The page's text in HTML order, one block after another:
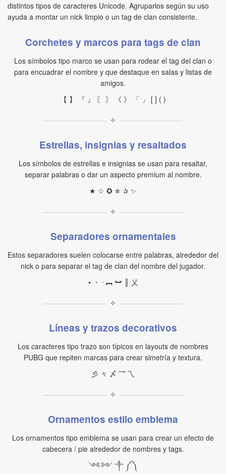
distintos tipos de caracteres Unicode. Agruparlos según su uso
ayuda a montar un nick limpio o un tag de clan consistente.
Corchetes y marcos para tags de clan
Los símbolos tipo marco se usan para rodear el tag del clan o
para encuadrar el nombre y que destaque en salas y listas de
amigos.
【 】 『 』 〖 〗 《 》 「 」 [ ] ( )
✧
Estrellas, insignias y resaltados
Los símbolos de estrellas e insignias se usan para resaltar,
separar palabras o dar un aspecto premium al nombre.
★ ☆ ✪ ✯ ✰ ✨
✧
Separadores ornamentales
Estos separadores suelen colocarse entre palabras, alrededor del
nick o para separar el tag de clan del nombre del jugador.
• ・ ᐧ ︻ ︼ ║ 乂
✧
Líneas y trazos decorativos
Los caracteres tipo trazo son típicos en layouts de nombres
PUBG que repiten marcas para crear simetría y textura.
彡 々 〆 乛 乁
✧
Ornamentos estilo emblema
Los ornamentos tipo emblema se usan para crear un efecto de
cabecera / pie alrededor de nombres y tags.
༺ ༻ ༒ ༼ ༽